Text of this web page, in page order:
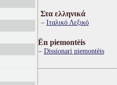
Στα ελληνικά
Ιταλικό Λεξικό
Ën piemontèis
Dissionari piemontèis